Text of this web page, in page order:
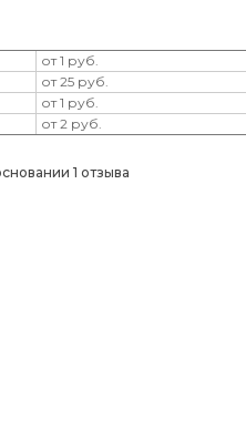
от 1 руб.
от 25 руб.
от 1 руб.
от 2 руб.
1 отзыва